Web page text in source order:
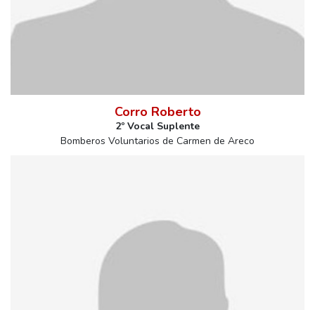
Corro Roberto
2º Vocal Suplente
Bomberos Voluntarios de Carmen de Areco